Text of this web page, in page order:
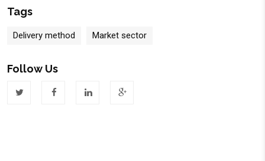
Tags
Delivery method Market sector
Follow Us